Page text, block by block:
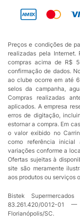
Preços e condições de
realizadas pela
compras acima de R$
confirmação de dados.
ao clube ocorre em até
selos da campanha,
Compras realizadas
aplicados. A empresa
erros de digitação,
estornar a compra. Em
o valor exibido no
como referência inicial
variações conforme a
Ofertas sujeitas à
site são meramente
aos produtos ou serviços
Bistek
83.261.420/0012-
Florianópolis/SC.